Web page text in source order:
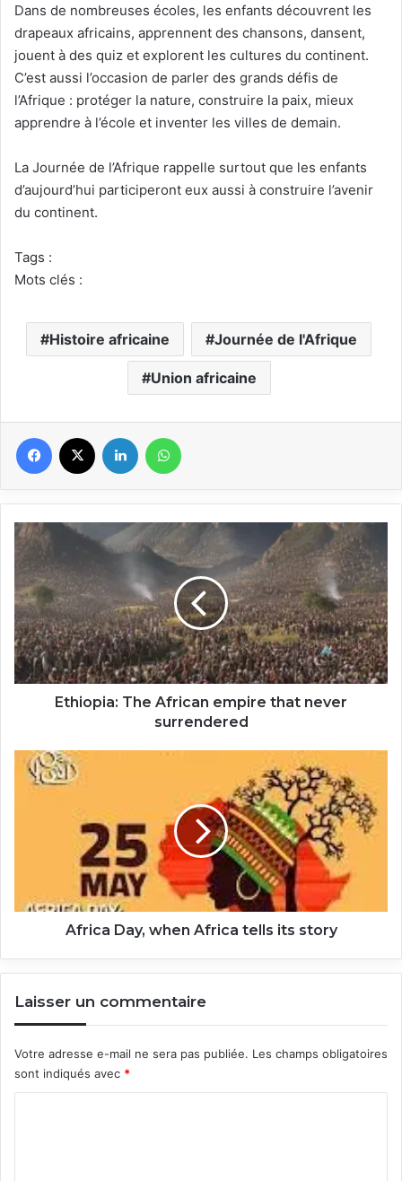
Dans de nombreuses écoles, les enfants découvrent les
drapeaux africains, apprennent des chansons, dansent,
jouent à des quiz et explorent les cultures du continent.
C’est aussi l’occasion de parler des grands défis de
l’Afrique : protéger la nature, construire la paix, mieux
apprendre à l’école et inventer les villes de demain.
La Journée de l’Afrique rappelle surtout que les enfants
d’aujourd’hui participeront eux aussi à construire l’avenir
du continent.
Tags :
Mots clés :
Histoire africaine Journée de l'Afrique
Union africaine
Facebook Linkedin
Ethiopia:
The
African
empire
that
never
surrendered
Ethiopia: The African empire that never
surrendered
Africa
Day,
Africa Day, when Africa tells its story
Laisser un commentaire
Votre adresse e-mail ne sera pas publiée. Les champs obligatoires
sont indiqués avec *